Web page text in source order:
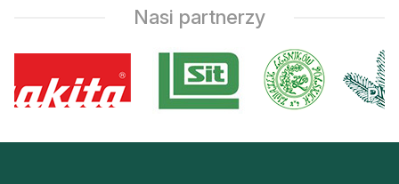
Nasi partnerzy